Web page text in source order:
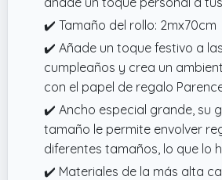
✔️ Tamaño del rollo: 2mx70cm
✔️ Añade un toque festivo a
cumpleaños y crea un
con el papel de regalo
✔️ Ancho especial grande, su
tamaño le permite envolver
diferentes tamaños, lo que lo
✔️ Materiales de la más alta